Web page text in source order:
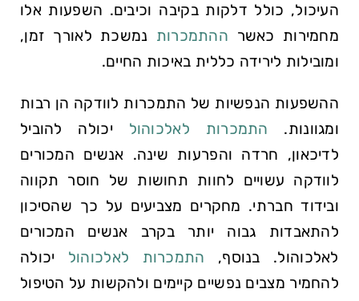
העיכול, כולל ​דלקות‌ בקיבה ⁣וכיבים. השפעות אלו
מחמירות כאשר ⁤ ההתמכרות נמשכת לאורך זמן,
ומובילות לירידה כללית ⁣באיכות החיים.
ההשפעות הנפשיות של התמכרות לוודקה הן רבות
ומגוונות. ​ התמכרות לאלכוהול יכולה להוביל
לדיכאון, חרדה⁤ והפרעות ​שינה. אנשים​ המכורים
לוודקה ​עשויים לחוות תחושות של חוסר תקווה
ובידוד חברתי. מחקרים מצביעים ‍על ‌כך⁤ שהסיכון
להתאבדות גבוה​ יותר ‌בקרב אנשים​ המכורים
⁤לאלכוהול. בנוסף, התמכרות לאלכוהול יכולה
להחמיר מצבים נפשיים קיימים ולהקשות על הטיפול‌